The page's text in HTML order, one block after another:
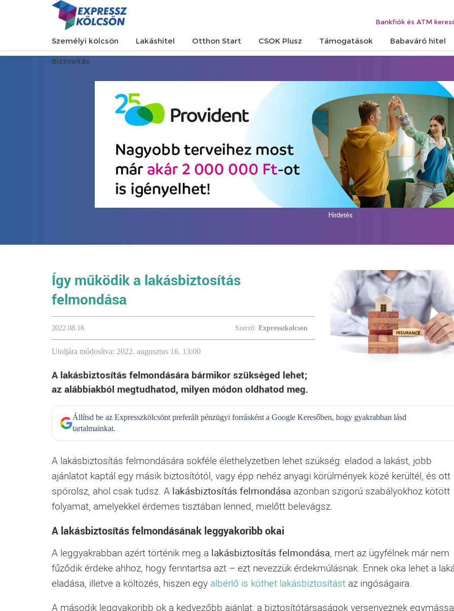
Bankfiók és ATM
Személyi kölcsön Lakáshitel Otthon Start CSOK Plusz Támogatások Babaváró hitel
Biztosítás
Hirdetés
Így működik a lakásbiztosítás
felmondása
2022.08.16. Szerző: Expresszkolcson
Utoljára módosítva: 2022. augusztus 16. 13:00
A lakásbiztosítás felmondására bármikor szükséged lehet;
az alábbiakból megtudhatod, milyen módon oldhatod meg.
Állítsd be az Expresszkölcsönt preferált pénzügyi forrásként a Google Keresőben, hogy gyakrabban lásd
tartalmainkat.
A lakásbiztosítás felmondására sokféle élethelyzetben lehet szükség: eladod a lakást, jobb
ajánlatot kaptál egy másik biztosítótól, vagy épp nehéz anyagi körülmények közé kerültél, és ott
spórolsz, ahol csak tudsz. A lakásbiztosítás felmondása azonban szigorú szabályokhoz kötött
folyamat, amelyekkel érdemes tisztában lenned, mielőtt belevágsz.
A lakásbiztosítás felmondásának leggyakoribb okai
A leggyakrabban azért történik meg a lakásbiztosítás felmondása, mert az ügyfélnek már nem
fűződik érdeke ahhoz, hogy fenntartsa azt – ezt nevezzük érdekmúlásnak. Ennek oka lehet a
eladása, illetve a költözés, hiszen egy albérlő is köthet lakásbiztosítást az ingóságaira.
A második leggyakoribb ok a kedvezőbb ajánlat: a biztosítótársaságok versenyeznek